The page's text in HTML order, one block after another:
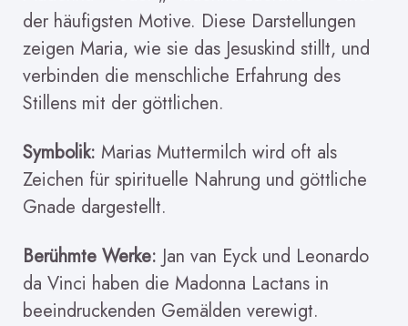
der häufigsten Motive. Diese Darstellungen
zeigen Maria, wie sie das Jesuskind stillt, und
verbinden die menschliche Erfahrung des
Stillens mit der göttlichen.
Symbolik: Marias Muttermilch wird oft als
Zeichen für spirituelle Nahrung und göttliche
Gnade dargestellt.
Berühmte Werke: Jan van Eyck und Leonardo
da Vinci haben die Madonna Lactans in
beeindruckenden Gemälden verewigt.